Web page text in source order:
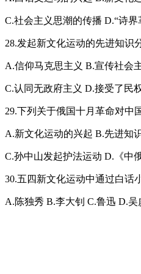
C.社会主义思潮的传播 D.“诗界
28.发起新文化运动的先进知识
A.信仰马克思主义 B.宣传社会
C.认同无政府主义 D.接受了民
29.下列关于俄国十月革命对中
A.新文化运动的兴起 B.先进知
C.孙中山发起护法运动 D.《中
30.五四新文化运动中通过白话
A.陈独秀 B.李大钊 C.鲁迅 D.吴